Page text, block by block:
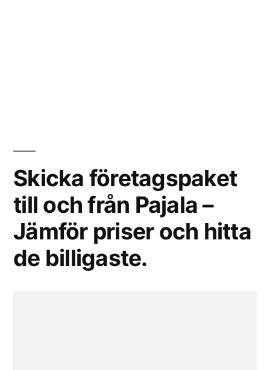
Skicka företagspaket
till och från Pajala –
Jämför priser och hitta
de billigaste.